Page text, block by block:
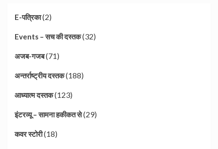
E-पत्रिका(2)
Events – सच की दस्तक(32)
अजब-गजब(71)
अन्तर्राष्ट्रीय दस्तक(188)
आध्यात्म दस्तक(123)
इंटरव्यू – सामना हकीकत से(29)
कवर स्टोरी(18)